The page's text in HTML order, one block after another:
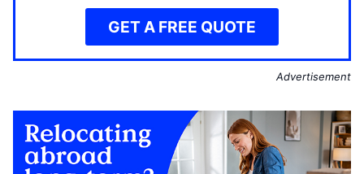
GET A FREE QUOTE
Advertisement